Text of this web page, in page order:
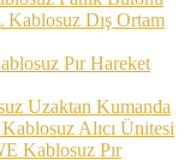
Dış Ortam
Pır Hareket
Uzaktan Kumanda
Alıcı Ünitesi
Kablosuz Pır